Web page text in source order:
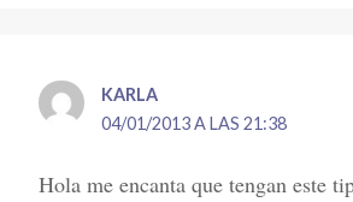
KARLA
04/01/2013 A LAS 21:38
Hola me encanta que tengan este